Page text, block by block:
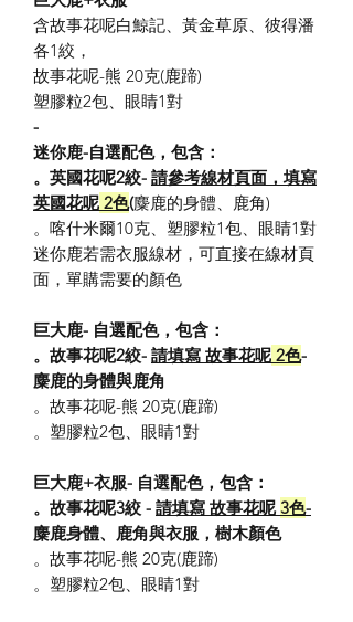
含故事花呢白鯨記、黃金草原、彼得潘
各1絞，
故事花呢-熊 20克(鹿蹄)
塑膠粒2包、眼睛1對
-
迷你鹿-自選配色，包含：
。英國花呢2絞- 請參考線材頁面 ，填寫
英國花呢 2色(麋鹿的身體、鹿角)
。喀什米爾10克、塑膠粒1包、眼睛1對
迷你鹿若需衣服線材，可直接在線材頁
面，單購需要的顏色
巨大鹿- 自選配色，包含：
。故事花呢2絞- 請填寫 故事花呢 2色-
麋鹿的身體與鹿角
。故事花呢-熊 20克(鹿蹄)
。塑膠粒2包、眼睛1對
巨大鹿+衣服- 自選配色，包含：
。故事花呢3絞 - 請填寫 故事花呢 3色-
麋鹿身體、鹿角與衣服，樹木顏色
。故事花呢-熊 20克(鹿蹄)
。塑膠粒2包、眼睛1對